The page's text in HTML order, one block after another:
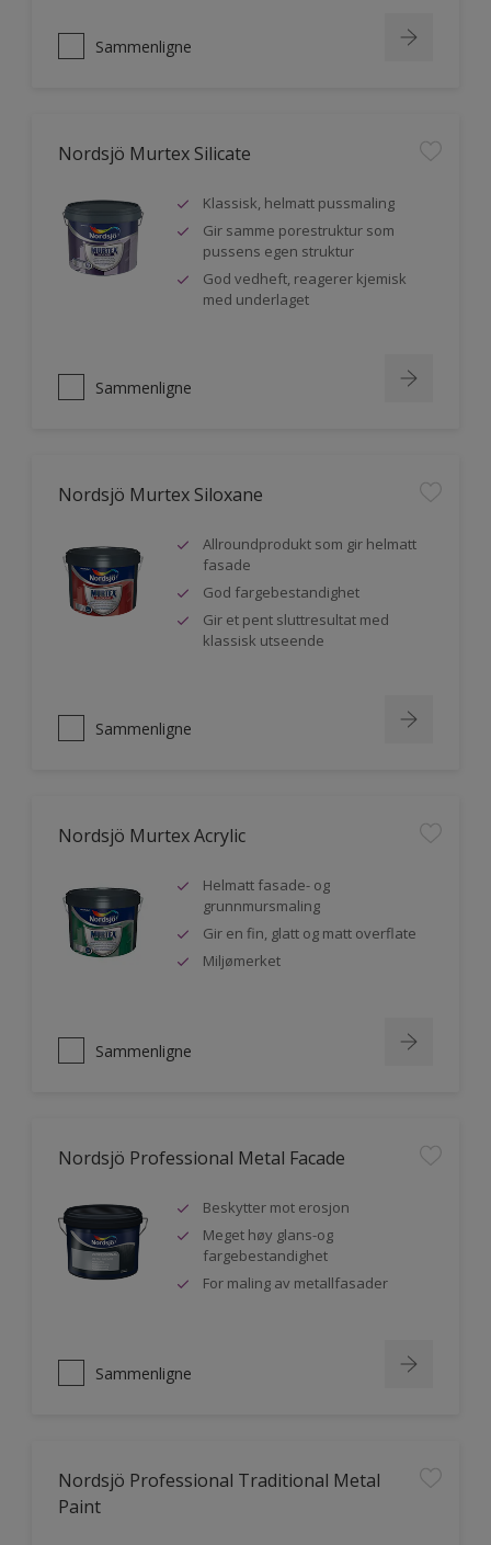
Sammenligne
Nordsjö Murtex Silicate
Klassisk, helmatt pussmaling
Gir samme porestruktur som
pussens egen struktur
God vedheft, reagerer kjemisk
med underlaget
Sammenligne
Nordsjö Murtex Siloxane
Allroundprodukt som gir helmatt
fasade
God fargebestandighet
Gir et pent sluttresultat med
klassisk utseende
Sammenligne
Nordsjö Murtex Acrylic
Helmatt fasade- og
grunnmursmaling
Gir en fin, glatt og matt overflate
Miljømerket
Sammenligne
Nordsjö Professional Metal Facade
Beskytter mot erosjon
Meget høy glans-og
fargebestandighet
For maling av metallfasader
Sammenligne
Nordsjö Professional Traditional Metal
Paint